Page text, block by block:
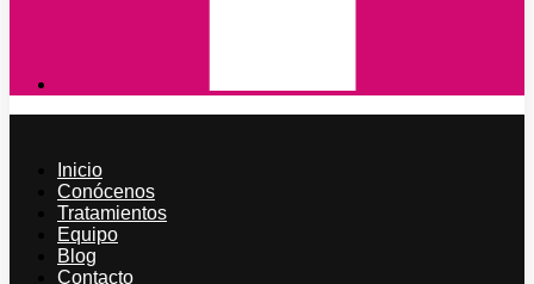
Inicio
Conócenos
Tratamientos
Equipo
Blog
Contacto